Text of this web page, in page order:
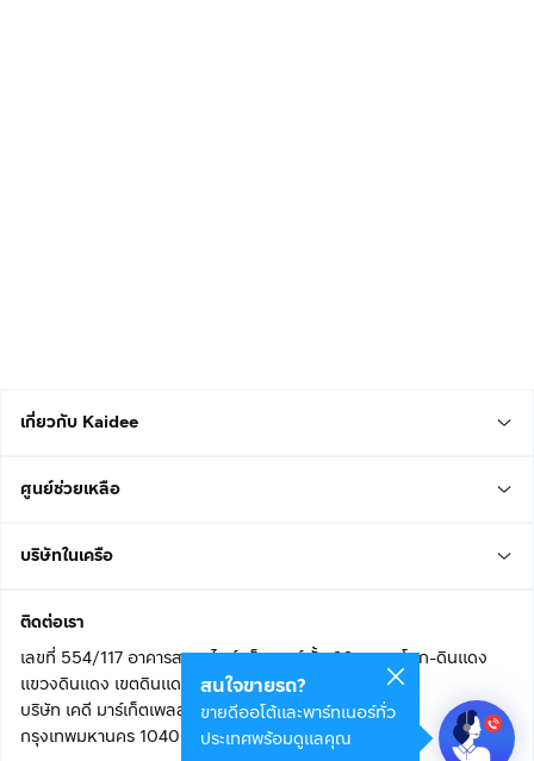
เกี่ยวกับ Kaidee
ศูนย์ช่วยเหลือ
บริษัทในเครือ
ติดต่อเรา
เลขที่ 554/117 อาคารสกายไนน์ เซ็นเตอร์ ชั้น 22 ถนนอโศก-ดินแดง
แขวงดินแดง เขตดินแดง
บริษัท เคดี มาร์เก็ตเพลส จำกัด (สำนักงานใหญ่)
กรุงเทพมหานคร 10400
สนใจขายรถ?
ขายดีออโต้และพาร์ทเนอร์ทั่ว
ประเทศพร้อมดูแลคุณ